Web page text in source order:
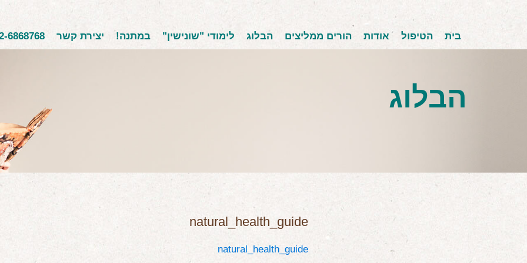
בית הטיפול אודות הורים ממליצים הבלוג לימודי "שונישין" במתנה! יצירת קשר 6868768
הבלוג
natural_health_guide
natural_health_guide